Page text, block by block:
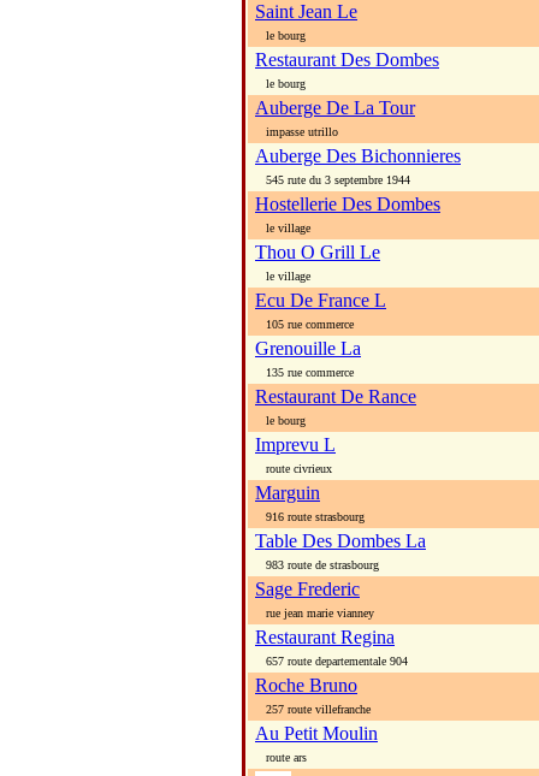
Saint Jean Le
le bourg
Restaurant Des Dombes
le bourg
Auberge De La Tour
impasse utrillo
Auberge Des Bichonnieres
545 rute du 3 septembre 1944
Hostellerie Des Dombes
le village
Thou O Grill Le
le village
Ecu De France L
105 rue commerce
Grenouille La
135 rue commerce
Restaurant De Rance
le bourg
Imprevu L
route civrieux
Marguin
916 route strasbourg
Table Des Dombes La
983 route de strasbourg
Sage Frederic
rue jean marie vianney
Restaurant Regina
657 route departementale 904
Roche Bruno
257 route villefranche
Au Petit Moulin
route ars